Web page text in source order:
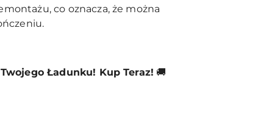
co oznacza, że można
Ładunku! Kup Teraz! 🚚